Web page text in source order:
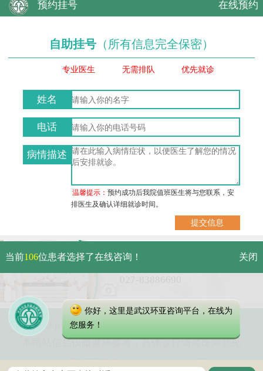
预约挂号 在线预约
自助挂号 （所有信息完全保密）
专业医生 无需排队 优先就诊
姓名
电话
病情描述
温馨提示：预约成功后我院值班医生将与您联系，安
排医生及确认详细就诊时间。
武汉市硚口区解放大道479号
免费电话：
Copyright 2023 武汉环亚中医白癜风医院
本网站信息仅做健康参考，具体诊疗请遵医师意见
当前106位患者选择了在线咨询！ 关闭
你好，这里是武汉环亚咨询平台，在线为
您服务！